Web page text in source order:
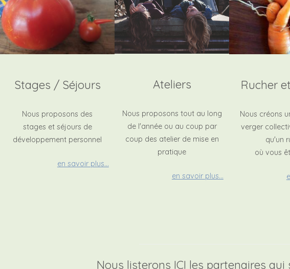
Stages / Séjours
Nous proposons des
stages et séjours de
développement personnel
en savoir plus...
Ateliers
Nous proposons tout au long
de l'année ou au coup par
coup des atelier de mise en
pratique
en savoir plus...
Rucher
Nous créons
verger
qu'un
où vous
Nous listerons ICI les partenaires